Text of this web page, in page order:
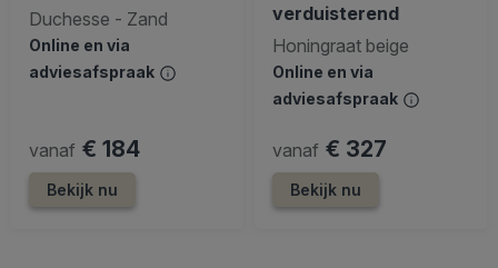
Duchesse - Zand
Online en via
adviesafspraak
vanaf € 184
Bekijk nu
verduisterend
Honingraat beige
Online en via
adviesafspraak
vanaf € 327
Bekijk nu